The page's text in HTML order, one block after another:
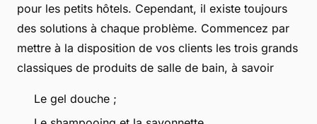
pour les petits hôtels. Cependant, il existe toujours
des solutions à chaque problème. Commencez par
mettre à la disposition de vos clients les trois grands
classiques de produits de salle de bain, à savoir
Le gel douche ;